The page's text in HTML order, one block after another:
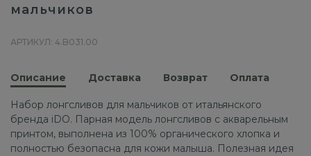
мальчиков
АРТИКУЛ: 4.B031.00
Описание Доставка Возврат Оплата
Набор лонгсливов для мальчиков от итальянского
бренда iDO. Парная модель лонгсливов с акварельным
принтом, выполнена из 100% органического хлопка и
полностью безопасна для кожи малыша. Полезная идея